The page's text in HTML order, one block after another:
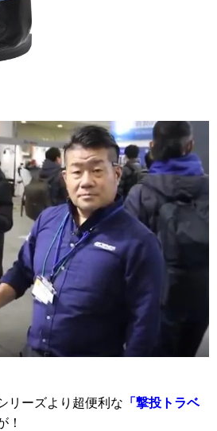
リーズより超便利な 「撃投トラベ
！